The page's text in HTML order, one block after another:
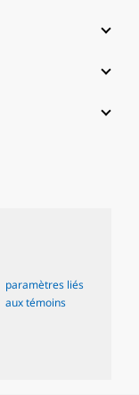
paramètres liés
aux témoins